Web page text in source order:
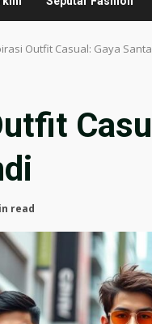
Outfit Casual: Gaya
read